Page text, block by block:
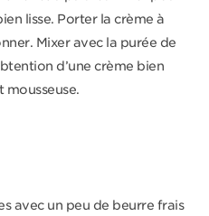
lisse. Porter la crème à
Mixer avec la purée de
d’une crème bien
mousseuse.
avec un peu de beurre frais